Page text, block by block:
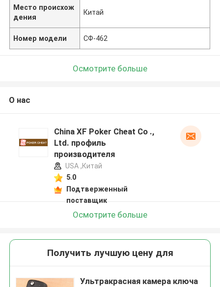
Место происхож
дения
Китай
Номер модели СФ-462
Осмотрите больше
О нас
China XF Poker Cheat Co .,
Ltd. профиль
производителя
USA ,Китай
5.0
Подтверженный
поставщик
Осмотрите больше
Получить лучшую цену для
Ультракрасная камера ключа